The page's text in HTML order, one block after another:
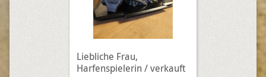
Liebliche Frau,
Harfenspielerin / verkauft